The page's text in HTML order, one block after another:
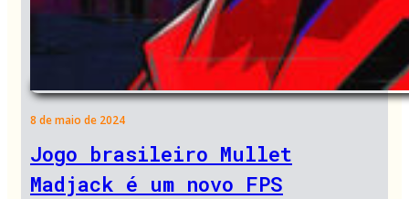
8 de maio de 2024
Jogo brasileiro Mullet
Madjack é um novo FPS